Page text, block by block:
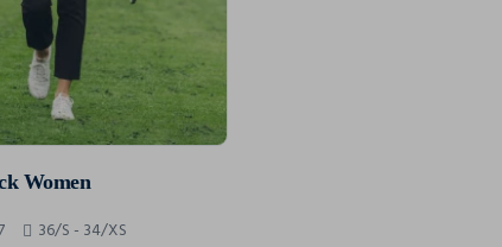
Women
36/S - 34/XS